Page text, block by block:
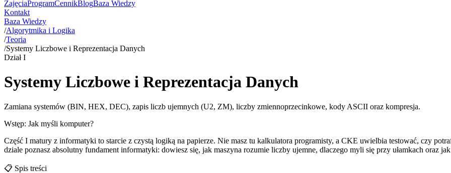
ZajęciaProgramCennikBlogBaza Wiedzy
Kontakt
Baza Wiedzy
/Algorytmika i Logika
/Teoria
/Systemy Liczbowe i Reprezentacja Danych
DziałI
Systemy Liczbowe i Reprezentacja Danych
Zamiana systemów (BIN, HEX, DEC), zapis liczb ujemnych (U2, ZM), liczby zmiennoprzecinkowe, kody ASCII oraz kompresja.
Wstęp: Jak myśli komputer?
Część I matury z informatyki to starcie z czystą logiką na papierze. Nie masz tu kalkulatora programisty, a CKE uwielbia testować, czy
dziale poznasz absolutny fundament informatyki: dowiesz się, jak maszyna rozumie liczby ujemne, dlaczego myli się przy ułamkach oraz
📋 Spis treści